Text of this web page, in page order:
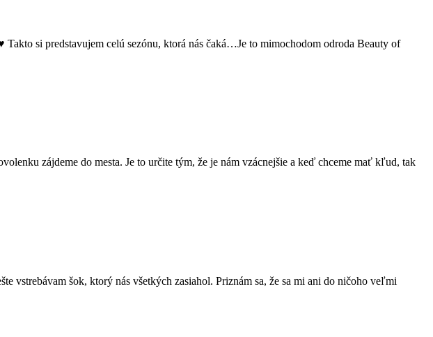
si predstavujem celú sezónu, ktorá nás čaká…Je to mimochodom odroda Beauty of
zájdeme do mesta. Je to určite tým, že je nám vzácnejšie a keď chceme mať kľud, tak
vstrebávam šok, ktorý nás všetkých zasiahol. Priznám sa, že sa mi ani do ničoho veľmi